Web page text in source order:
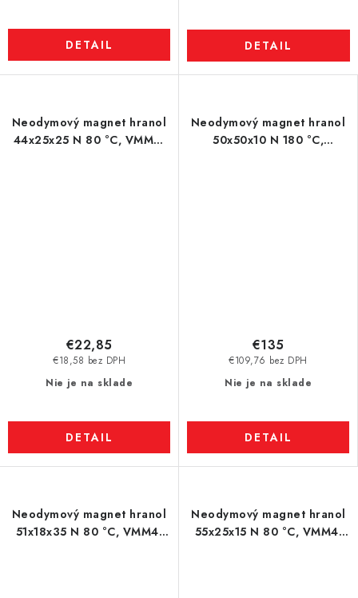
DETAIL DETAIL
Neodymový magnet hranol
44x25x25 N 80 °C, VMM4-
Nie je na sklade
€18,58 bez DPH
€22,85
DETAIL
Neodymový magnet hranol
50x50x10 N 180 °C,
Nie je na sklade
€109,76 bez DPH
€135
DETAIL
Neodymový magnet hranol
51x18x35 N 80 °C, VMM4-
Neodymový magnet hranol
55x25x15 N 80 °C, VMM4-